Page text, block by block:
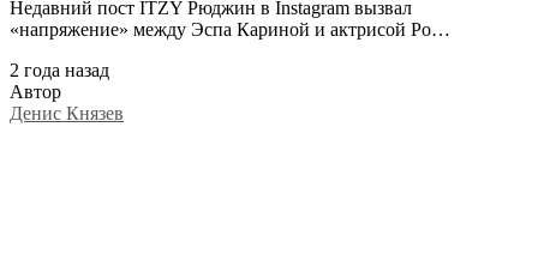
Недавний пост ITZY Рюджин в Instagram вызвал
«напряжение» между Эспа Кариной и актрисой Ро…
2 года назад
Автор
Денис Князев